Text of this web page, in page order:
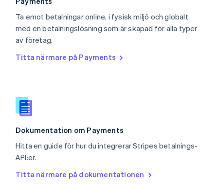
Ta emot betalningar online, i fysisk miljö och globalt
med en betalningslösning som är skapad för alla typer
av företag.
Titta närmare på Payments
Dokumentation om Payments
Hitta en guide för hur du integrerar Stripes betalnings-
API:er.
Titta närmare på dokumentationen
DeutschFrançaisItalianoEnglish
Singapore
English简体中文
English
Español
Storbritannien
Sverige
Thailand
ไทย
English